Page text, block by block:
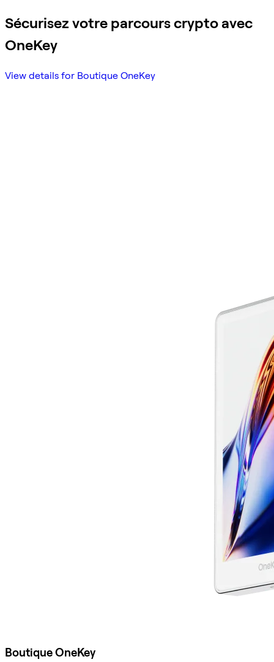
Sécurisez votre parcours crypto avec
OneKey
View details for Boutique OneKey
Boutique OneKey